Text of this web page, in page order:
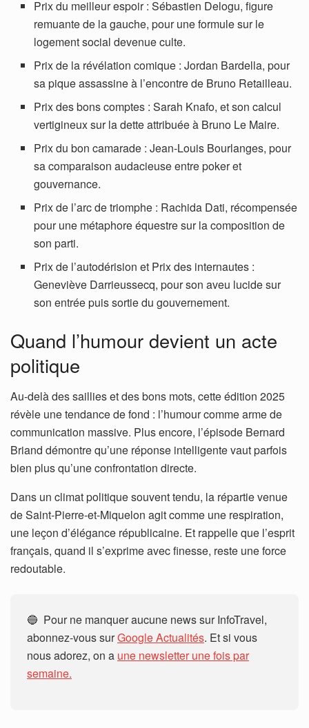
Prix du meilleur espoir : Sébastien Delogu, figure
remuante de la gauche, pour une formule sur le
logement social devenue culte.
Prix de la révélation comique : Jordan Bardella, pour
sa pique assassine à l’encontre de Bruno Retailleau.
Prix des bons comptes : Sarah Knafo, et son calcul
vertigineux sur la dette attribuée à Bruno Le Maire.
Prix du bon camarade : Jean-Louis Bourlanges, pour
sa comparaison audacieuse entre poker et
gouvernance.
Prix de l’arc de triomphe : Rachida Dati, récompensée
pour une métaphore équestre sur la composition de
son parti.
Prix de l’autodérision et Prix des internautes :
Geneviève Darrieussecq, pour son aveu lucide sur
son entrée puis sortie du gouvernement.
Quand l’humour devient un acte
politique
Au-delà des saillies et des bons mots, cette édition 2025
révèle une tendance de fond : l’humour comme arme de
communication massive. Plus encore, l’épisode Bernard
Briand démontre qu’une réponse intelligente vaut parfois
bien plus qu’une confrontation directe.
Dans un climat politique souvent tendu, la répartie venue
de Saint-Pierre-et-Miquelon agit comme une respiration,
une leçon d’élégance républicaine. Et rappelle que l’esprit
français, quand il s’exprime avec finesse, reste une force
redoutable.
🔵 Pour ne manquer aucune news sur InfoTravel,
abonnez-vous surGoogle Actualités. Et si vous
nous adorez, on a une newsletter une fois par
semaine.